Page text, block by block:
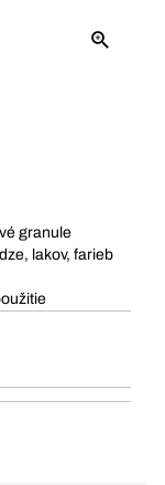
granule
lakov, farieb